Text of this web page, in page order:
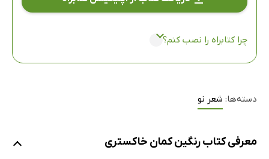
چرا کتابراه را نصب کنم؟
دسته‌ها: شعر نو
معرفی کتاب رنگین کمان خاکستری